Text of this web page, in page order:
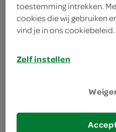
Druif Citroen drank! Dit
verfrissingsdrank zit
perfecte combinatie van
toestemming intrekken.
cookies die wij gebruiken
vind je in ons cookiebeleid.
Zelf instellen